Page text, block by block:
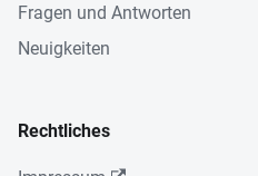
Fragen und Antworten
Neuigkeiten
Rechtliches